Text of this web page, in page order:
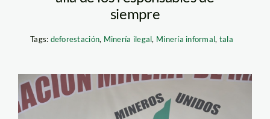
siempre
Tags: deforestación, Minería ilegal, Minería informal, tala